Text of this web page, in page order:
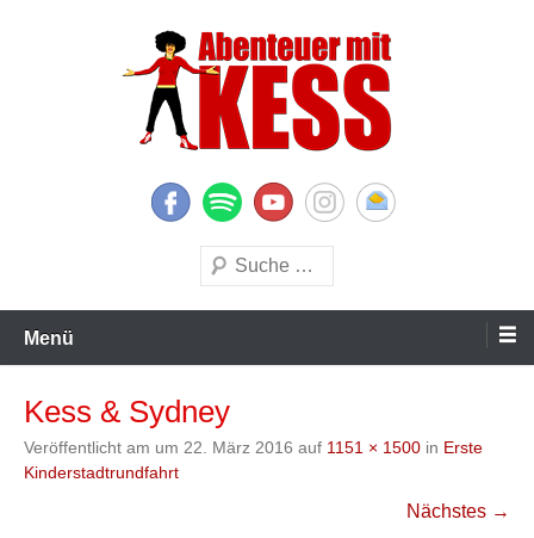
Abenteuer mit KESS
Suchen
Menü
Kess & Sydney
Veröffentlicht am um 22. März 2016 auf 1151 × 1500 in Erste
Kinderstadtrundfahrt
Nächstes →